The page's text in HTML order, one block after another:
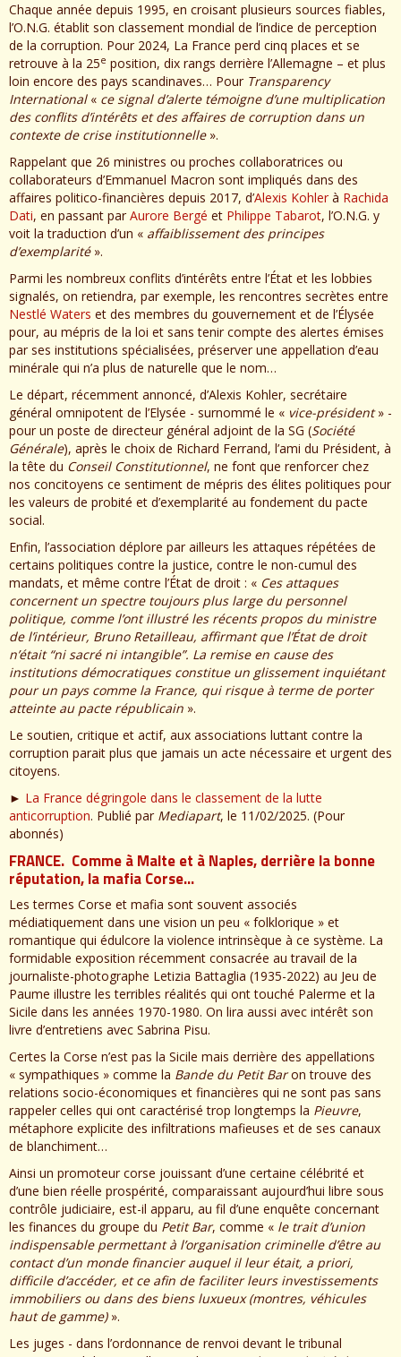
Chaque année depuis 1995, en croisant plusieurs sources fiables,
l’O.N.G. établit son classement mondial de l’indice de perception
de la corruption. Pour 2024, La France perd cinq places et se
retrouve à la 25e position, dix rangs derrière l’Allemagne – et plus
loin encore des pays scandinaves… Pour Transparency
International« ce signal d’alerte témoigne d’une multiplication
des conflits d’intérêts et des affaires de corruption dans un
contexte de crise institutionnelle».
Rappelant que 26 ministres ou proches collaboratrices ou
collaborateurs d’Emmanuel Macron sont impliqués dans des
affaires politico-financières depuis 2017, d’Alexis Kohler à Rachida
Dati, en passant par Aurore Bergé et Philippe Tabarot, l’O.N.G. y
voit la traduction d’un « affaiblissement des principes
d’exemplarité ».
Parmi les nombreux conflits d’intérêts entre l’État et les lobbies
signalés, on retiendra, par exemple, les rencontres secrètes entre
Nestlé Waters et des membres du gouvernement et de l’Élysée
pour, au mépris de la loi et sans tenir compte des alertes émises
par ses institutions spécialisées, préserver une appellation d’eau
minérale qui n’a plus de naturelle que le nom…
Le départ, récemment annoncé, d’Alexis Kohler, secrétaire
général omnipotent de l’Elysée - surnommé le « vice-président» -
pour un poste de directeur général adjoint de la SG (Société
Générale), après le choix de Richard Ferrand, l’ami du Président, à
la tête du Conseil Constitutionnel, ne font que renforcer chez
nos concitoyens ce sentiment de mépris des élites politiques pour
les valeurs de probité et d’exemplarité au fondement du pacte
social.
Enfin, l’association déplore par ailleurs les attaques répétées de
certains politiques contre la justice, contre le non-cumul des
mandats, et même contre l’État de droit : « Ces attaques
concernent un spectre toujours plus large du personnel
politique, comme l’ont illustré les récents propos du ministre
de l’intérieur, Bruno Retailleau, affirmant que l’État de droit
n’était “ni sacré ni intangible”. La remise en cause des
institutions démocratiques constitue un glissement inquiétant
pour un pays comme la France, qui risque à terme de porter
atteinte au pacte républicain ».
Le soutien, critique et actif, aux associations luttant contre la
corruption parait plus que jamais un acte nécessaire et urgent des
citoyens.
► La France dégringole dans le classement de la lutte
anticorruption. Publié par Mediapart, le 11/02/2025. (Pour
abonnés)
FRANCE. Comme à Malte et à Naples, derrière la bonne
réputation, la mafia Corse…
Les termes Corse et mafia sont souvent associés
médiatiquement dans une vision un peu « folklorique » et
romantique qui édulcore la violence intrinsèque à ce système. La
formidable exposition récemment consacrée au travail de la
journaliste-photographe Letizia Battaglia (1935-2022) au Jeu de
Paume illustre les terribles réalités qui ont touché Palerme et la
Sicile dans les années 1970-1980. On lira aussi avec intérêt son
livre d’entretiens avec Sabrina Pisu.
Certes la Corse n’est pas la Sicile mais derrière des appellations
« sympathiques » comme la Bande du Petit Baron trouve des
relations socio-économiques et financières qui ne sont pas sans
rappeler celles qui ont caractérisé trop longtemps la Pieuvre,
métaphore explicite des infiltrations mafieuses et de ses canaux
de blanchiment…
Ainsi un promoteur corse jouissant d’une certaine célébrité et
d’une bien réelle prospérité, comparaissant aujourd’hui libre sous
contrôle judiciaire, est-il apparu, au fil d’une enquête concernant
les finances du groupe du Petit Bar, comme « le trait d’union
indispensable permettant à l’organisation criminelle d’être au
contact d’un monde financier auquel il leur était, a priori,
difficile d’accéder, et ce afin de faciliter leurs investissements
immobiliers ou dans des biens luxueux (montres, véhicules
haut de gamme) ».
Les juges - dans l’ordonnance de renvoi devant le tribunal